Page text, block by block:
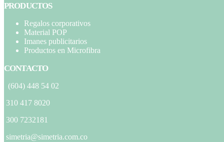
PRODUCTOS
Regalos corporativos
Material POP
Imanes publicitarios
Productos en Microfibra
CONTACTO
(604) 448 54 02
310 417 8020
300 7232181
simetria@simetria.com.co